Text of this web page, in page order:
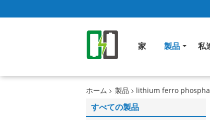
家 製品 私
ホーム 製品 lithium ferro
すべての製品